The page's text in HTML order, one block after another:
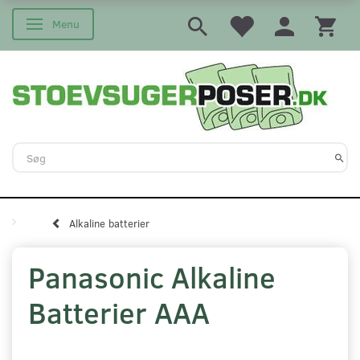
Skifte navigation
Menu
Alkaline batterier
Panasonic Alkaline
Batterier AAA